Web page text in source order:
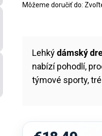
Môžeme doručiť do:
Lehkýdámský
nabízí pohodlí,
týmové sporty,